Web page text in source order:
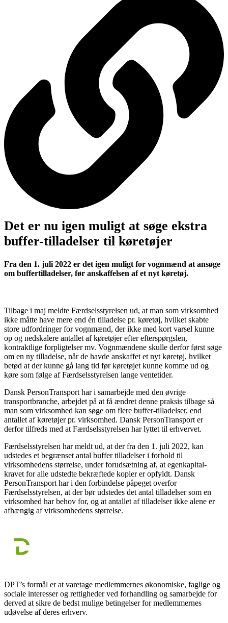
Det er nu igen muligt at søge ekstra
buffer-tilladelser til køretøjer
Fra den 1. juli 2022 er det igen muligt for vognmænd at ansøge
om buffertilladelser, før anskaffelsen af et nyt køretøj.
Tilbage i maj meldte Færdselsstyrelsen ud, at man som virksomhed
ikke måtte have mere end én tilladelse pr. køretøj, hvilket skabte
store udfordringer for vognmænd, der ikke med kort varsel kunne
op og nedskalere antallet af køretøjer efter efterspørgslen,
kontraktlige forpligtelser mv. Vognmændene skulle derfor først søge
om en ny tilladelse, når de havde anskaffet et nyt køretøj, hvilket
betød at der kunne gå lang tid før køretøjet kunne komme ud og
køre som følge af Færdselsstyrelsen lange ventetider.
Dansk PersonTransport har i samarbejde med den øvrige
transportbranche, arbejdet på at få ændret denne praksis tilbage så
man som virksomhed kan søge om flere buffer-tilladelser, end
antallet af køretøjer pr. virksomhed. Dansk PersonTransport er
derfor tilfreds med at Færdselsstyrelsen har lyttet til erhvervet.
Færdselsstyrelsen har meldt ud, at der fra den 1. juli 2022, kan
udstedes et begrænset antal buffer tilladelser i forhold til
virksomhedens størrelse, under forudsætning af, at egenkapital-
kravet for alle udstedte bekræftede kopier er opfyldt. Dansk
PersonTransport har i den forbindelse påpeget overfor
Færdselsstyrelsen, at der bør udstedes det antal tilladelser som en
virksomhed har behov for, og at antallet af tilladelser ikke alene er
afhængig af virksomhedens størrelse.
DPT’s formål er at varetage medlemmernes økonomiske, faglige og
sociale interesser og rettigheder ved forhandling og samarbejde for
derved at sikre de bedst mulige betingelser for medlemmernes
udøvelse af deres erhverv.